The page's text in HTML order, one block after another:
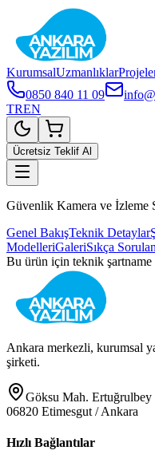
KurumsalUzmanlıklar
0850 840 11 09
TREN
Ücretsiz Teklif Al
Güvenlik Kamera ve İzleme
Genel BakışTeknik Detaylar
ModelleriGaleriSıkça
Bu ürün için teknik şartname
Ankara merkezli, kurumsal
şirketi.
Göksu Mah.
06820 Etimesgut / Ankara
Hızlı Bağlantılar